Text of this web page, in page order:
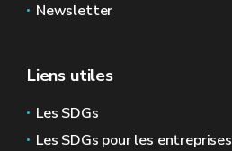
Newsletter
Liens utiles
Les SDGs
Les SDGs pour les entreprises